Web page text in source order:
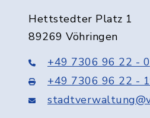
Hettstedter Platz 1
89269 Vöhringen
+49 7306 96 22 - 0
+49 7306 96 22 -